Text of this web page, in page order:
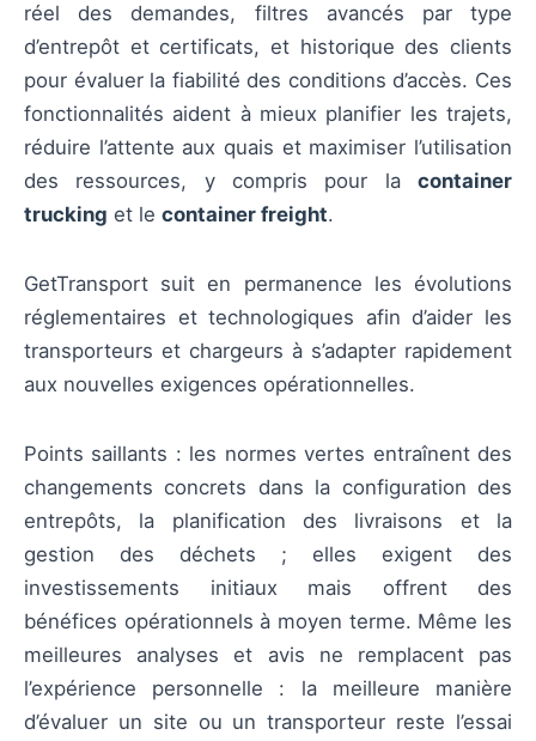
réel des demandes, filtres avancés par type
d’entrepôt et certificats, et historique des clients
pour évaluer la fiabilité des conditions d’accès. Ces
fonctionnalités aident à mieux planifier les trajets,
réduire l’attente aux quais et maximiser l’utilisation
des ressources, y compris pour la container
trucking et le container freight.
GetTransport suit en permanence les évolutions
réglementaires et technologiques afin d’aider les
transporteurs et chargeurs à s’adapter rapidement
aux nouvelles exigences opérationnelles.
Points saillants : les normes vertes entraînent des
changements concrets dans la configuration des
entrepôts, la planification des livraisons et la
gestion des déchets ; elles exigent des
investissements initiaux mais offrent des
bénéfices opérationnels à moyen terme. Même les
meilleures analyses et avis ne remplacent pas
l’expérience personnelle : la meilleure manière
d’évaluer un site ou un transporteur reste l’essai